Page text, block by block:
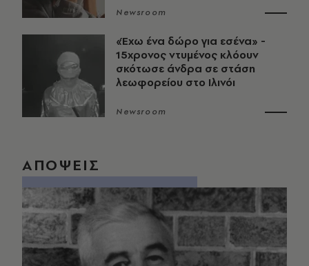
Newsroom
«Έχω ένα δώρο για εσένα» -
15χρονος ντυμένος κλόουν
σκότωσε άνδρα σε στάση
λεωφορείου στο Ιλινόι
Newsroom
ΑΠΟΨΕΙΣ